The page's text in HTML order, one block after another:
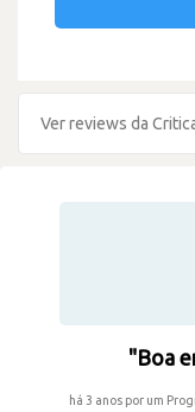
Ver reviews da
"Boa
há 3 anos por um